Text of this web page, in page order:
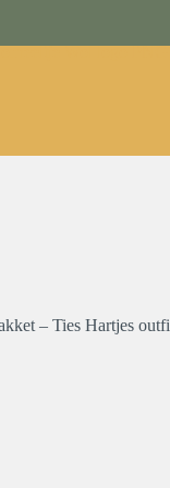
– Ties Hartjes